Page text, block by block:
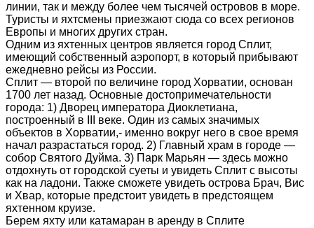
линии, так и между более чем тысячей островов в море.
Туристы и яхтсмены приезжают сюда со всех регионов
Европы и многих других стран.
Одним из яхтенных центров является город Сплит,
имеющий собственный аэропорт, в который прибывают
ежедневно рейсы из России.
Сплит — второй по величине город Хорватии, основан
1700 лет назад. Основные достопримечательности
города: 1) Дворец императора Диоклетиана,
построенный в III веке. Один из самых значимых
объектов в Хорватии,- именно вокруг него в свое время
начал разрастаться город. 2) Главный храм в городе —
собор Святого Дуйма. 3) Парк Марьян — здесь можно
отдохнуть от городской суеты и увидеть Сплит с высоты
как на ладони. Также сможете увидеть острова Брач, Вис
и Хвар, которые предстоит увидеть в предстоящем
яхтенном круизе.
Берем яхту или катамаран в аренду в Сплите